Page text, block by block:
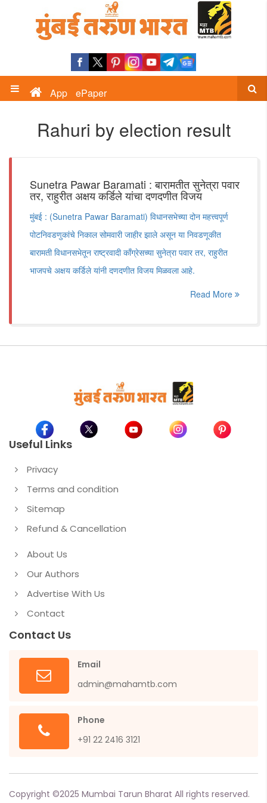
App ePaper
Rahuri by election result
Sunetra Pawar Baramati : बारामतीत सुनेत्रा पवार
तर, राहुरीत अक्षय कर्डिले यांचा दणदणीत विजय
मुंबई : (Sunetra Pawar Baramati) विधानसभेच्या दोन महत्त्वपूर्ण
पोटनिवडणुकांचे निकाल सोमवारी जाहीर झाले असून या निवडणूकीत
बारामती विधानसभेतून राष्ट्रवादी काँग्रेसच्या सुनेत्रा पवार तर, राहुरीत
भाजपचे अक्षय कर्डिले यांनी दणदणीत विजय मिळवला आहे.
Read More
Useful Links
Privacy
Terms and condition
Sitemap
Refund & Cancellation
About Us
Our Authors
Advertise With Us
Contact
Contact Us
Email
admin@mahamtb.com
Phone
+91 22 2416 3121
Copyright ©2025 Mumbai Tarun Bharat All rights reserved.